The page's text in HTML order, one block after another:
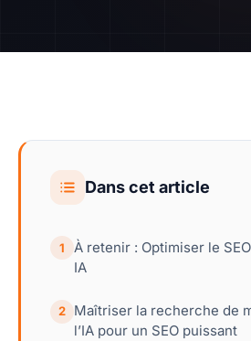
Dans cet article
1
À retenir : Optimiser le
IA
2
Maîtriser la recherche de
l’IA pour un SEO puissant